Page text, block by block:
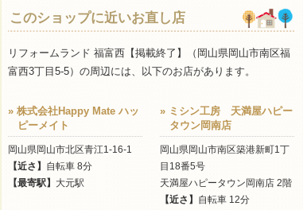
このショップに近いお直し店
リフォームランド 福富西【掲載終了】（岡山県岡山市南区福
富西3丁目5-5）の周辺には、以下のお店があります。
» 株式会社Happy Mate ハッ
ピーメイト
岡山県岡山市北区青江1-16-1
【近さ】 自転車 8分
【最寄駅】 大元駅
» ミシン工房 天満屋ハピー
タウン岡南店
岡山県岡山市南区築港新町1丁
目18番5号
天満屋ハピータウン岡南店 2階
【近さ】 自転車 12分